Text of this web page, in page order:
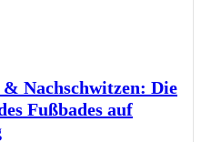
Nachschwitzen: Die
Fußbades auf